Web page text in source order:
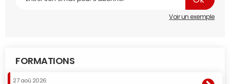
Voir un exemple
FORMATIONS
27 aoû 2026